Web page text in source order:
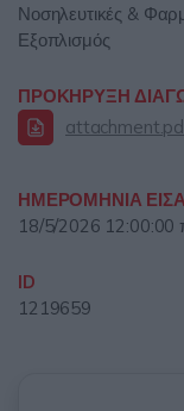
Νοσηλευτικές &
Εξοπλισμός
ΠΡΟΚΗΡΥΞΗ
ΗΜΕΡΟΜΗΝΙΑ
18/5/2026 12:00:00
ID
1219659